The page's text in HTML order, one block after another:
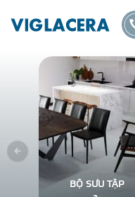
BỘ SƯU TẬP